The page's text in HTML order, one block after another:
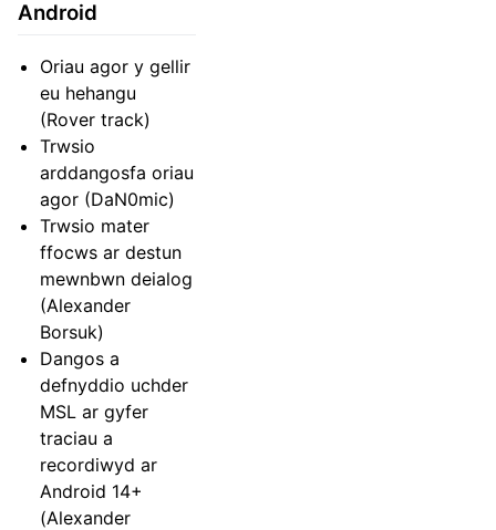
Android
Oriau agor y gellir
eu hehangu
(Rover track)
Trwsio
arddangosfa oriau
agor (DaN0mic)
Trwsio mater
ffocws ar destun
mewnbwn deialog
(Alexander
Borsuk)
Dangos a
defnyddio uchder
MSL ar gyfer
traciau a
recordiwyd ar
Android 14+
(Alexander